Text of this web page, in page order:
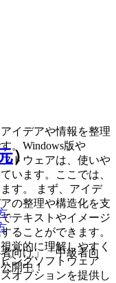
イデアや情報を整理
。Windows版や
トウェアは、使いや
います。ここでは、
す。 まず、アイデ
の整理や構造化を支
テキストやイメージ
ることができます。
覚的に理解しやすく
ングソフトウェア
オプションを提供し
）
向け」「中級者向
開中！